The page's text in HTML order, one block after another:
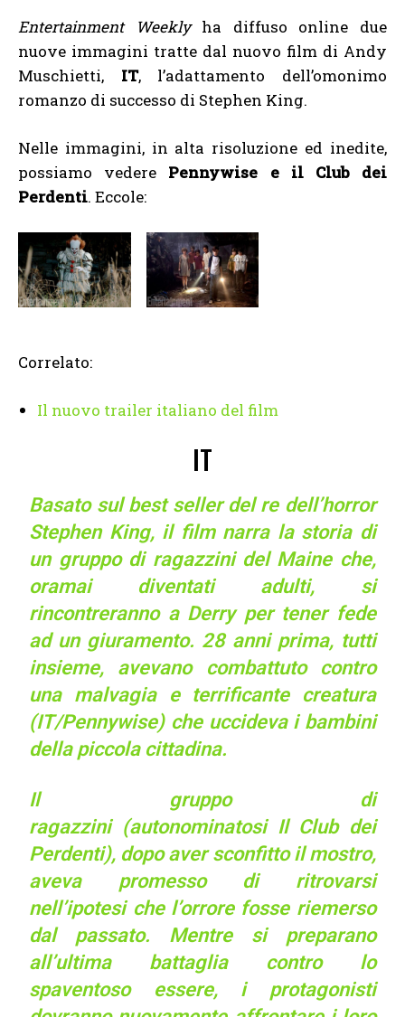
Entertainment Weekly ha diffuso online due
nuove immagini tratte dal nuovo film di Andy
Muschietti, IT, l’adattamento dell’omonimo
romanzo di successo di Stephen King.
Nelle immagini, in alta risoluzione ed inedite,
possiamo vedere Pennywise e il Club dei
Perdenti. Eccole:
Correlato:
Il nuovo trailer italiano del film
IT
Basato sul best seller del re dell’horror
Stephen King, il film narra la storia di
un gruppo di ragazzini del Maine che,
oramai diventati adulti, si
rincontreranno a Derry per tener fede
ad un giuramento. 28 anni prima, tutti
insieme, avevano combattuto contro
una malvagia e terrificante creatura
(IT/Pennywise) che uccideva i bambini
della piccola cittadina.
Il gruppo di
ragazzini (autonominatosi Il Club dei
Perdenti), dopo aver sconfitto il mostro,
aveva promesso di ritrovarsi
nell’ipotesi che l’orrore fosse riemerso
dal passato. Mentre si preparano
all’ultima battaglia contro lo
spaventoso essere, i protagonisti